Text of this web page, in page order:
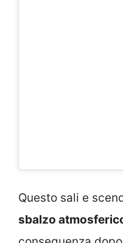
Questo sali e
sbalzo